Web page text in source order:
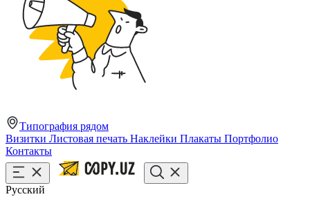
Типография рядом
Визитки Листовая печать Наклейки Плакаты Портфолио
Контакты
Русский